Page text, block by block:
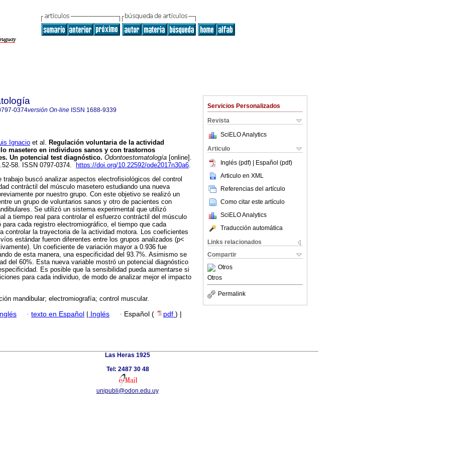
Servicios Personalizados
Revista
SciELO Analytics
Articulo
Inglés (pdf) | Español (pdf)
Articulo en XML
Referencias del artículo
Como citar este artículo
SciELO Analytics
Traducción automática
Links relacionados
Compartir
Otros
Otros
Permalink
0374versión On-line ISSN 1688-9339
Ignacio et al. Regulación voluntaria de la actividad
masetero en individuos sanos y con trastornos
Un potencial test diagnóstico. Odontoestomatología [online].
58. ISSN 0797-0374.
https://doi.org/10.22592/ode2017n30a6.
trabajo buscó analizar aspectos electrofisiológicos del control
contráctil del músculo masetero estudiando una nueva
por nuestro grupo. Con este objetivo se realizó un
un grupo de voluntarios sanos y otro de pacientes con
Se utilizó un sistema experimental que utilizó
a tiempo real para controlar el esfuerzo contráctil del músculo
cada registro electromiográfico, el tiempo que cada
controlar la trayectoria de la actividad motora. Los coeficientes
estándar fueron diferentes entre los grupos analizados (p<
Un coeficiente de variación mayor a 0.936 fue
de esta manera, una especificidad del 93.7%. Asimismo se
del 60%. Esta nueva variable mostró un potencial diagnóstico
Es posible que la sensibilidad pueda aumentarse si
para cada individuo, de modo de analizar mejor el impacto
mandibular; electromiografía; control muscular.
· texto en Español | Inglés · Español ( pdf ) |
Las Heras 1925
Tel: 2487 30 48
unipubli@odon.edu.uy